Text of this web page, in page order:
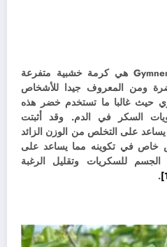
Gymnema sylvester هي كرمة خشبية متفرعة
ومن المعروف جيدا للأشخاص
حيث غالبا ما تستخدم خضر هذه
السكر في الدم. وقد أثبتت
يساعد على التخلص من الوزن الزائد
في تكوينه مما يساعد على
الجسم للسكريات وتقليل الرغبة
.